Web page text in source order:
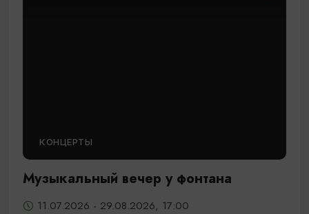
КОНЦЕРТЫ
Музыкальный вечер у фонтана
11.07.2026 - 29.08.2026, 17:00